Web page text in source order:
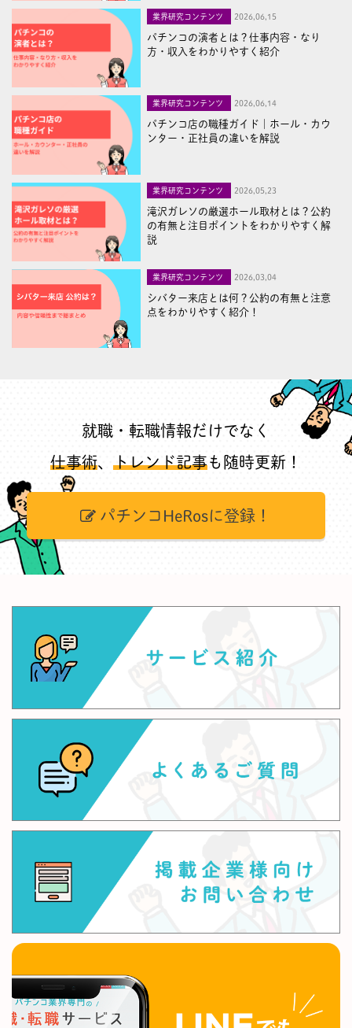
業界研究コンテンツ 2026,06,15
パチンコの演者とは？仕事内容・なり
方・収入をわかりやすく紹介
業界研究コンテンツ 2026,06,14
パチンコ店の職種ガイド｜ホール・カウ
ンター・正社員の違いを解説
業界研究コンテンツ 2026,05,23
滝沢ガレソの厳選ホール取材とは？公約
の有無と注目ポイントをわかりやすく解
説
業界研究コンテンツ 2026,03,04
シバター来店とは何？公約の有無と注意
点をわかりやすく紹介！
就職・転職情報だけでなく
仕事術、 トレンド記事も随時更新！
パチンコHeRosに登録！